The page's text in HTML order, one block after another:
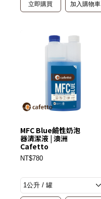
立即購買 加入購物車
MFC Blue鹼性奶泡
器清潔液 | 澳洲
Cafetto
NT$780